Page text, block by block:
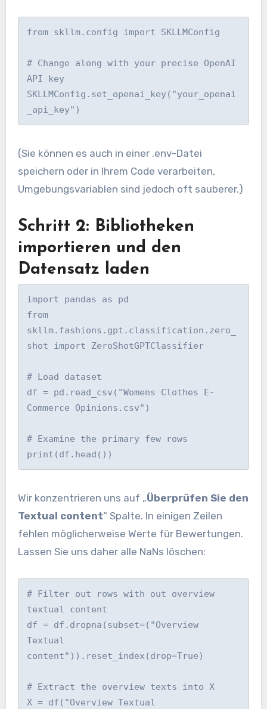
from skllm.config import SKLLMConfig
# Change along with your precise OpenAI
API key
SKLLMConfig.set_openai_key("your_openai
_api_key")
(Sie können es auch in einer .env-Datei
speichern oder in Ihrem Code verarbeiten,
Umgebungsvariablen sind jedoch oft sauberer.)
Schritt 2: Bibliotheken
importieren und den
Datensatz laden
import pandas as pd
from
skllm.fashions.gpt.classification.zero_
shot import ZeroShotGPTClassifier
# Load dataset
df = pd.read_csv("Womens Clothes E-
Commerce Opinions.csv")
# Examine the primary few rows
print(df.head())
Wir konzentrieren uns auf „Überprüfen Sie den
Textual content“ Spalte. In einigen Zeilen
fehlen möglicherweise Werte für Bewertungen.
Lassen Sie uns daher alle NaNs löschen:
# Filter out rows with out overview
textual content
df = df.dropna(subset=("Overview
Textual
content")).reset_index(drop=True)
# Extract the overview texts into X
X = df("Overview Textual